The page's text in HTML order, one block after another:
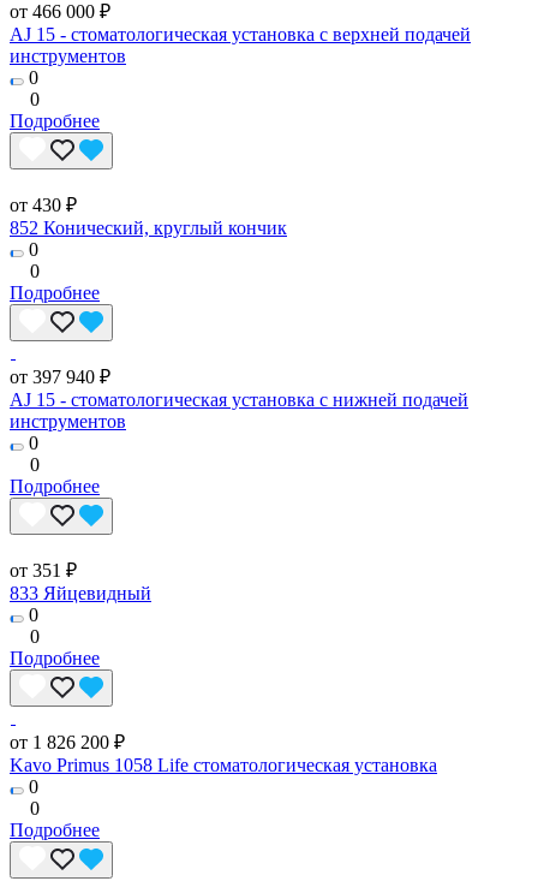
от 466 000 ₽
AJ 15 - стоматологическая установка с верхней подачей
инструментов
0
0
Подробнее
от 430 ₽
852 Конический, круглый кончик
0
0
Подробнее
от 397 940 ₽
AJ 15 - стоматологическая установка с нижней подачей
инструментов
0
0
Подробнее
от 351 ₽
833 Яйцевидный
0
0
Подробнее
от 1 826 200 ₽
Kavo Primus 1058 Life стоматологическая установка
0
0
Подробнее